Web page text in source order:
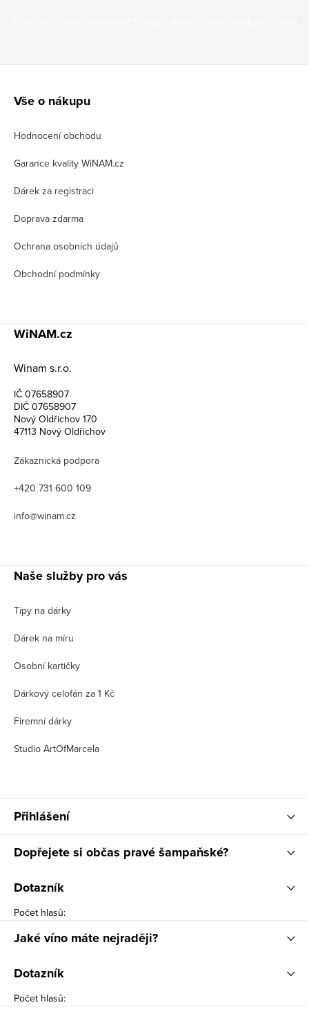
Vše o nákupu
Hodnocení obchodu
Garance kvality WiNAM.cz
Dárek za registraci
Doprava zdarma
Ochrana osobních údajů
Obchodní podmínky
WiNAM.cz
Winam s.r.o.
IČ 07658907
DIČ 07658907
Nový Oldřichov 170
47113 Nový Oldřichov
Zákaznická podpora
+420 731 600 109
info@winam.cz
Naše služby pro vás
Tipy na dárky
Dárek na míru
Osobní kartičky
Dárkový celofán za 1 Kč
Firemní dárky
Studio ArtOfMarcela
Přihlášení
Dopřejete si občas pravé šampaňské?
Dotazník
Počet hlasů:
Jaké víno máte nejraději?
Dotazník
Počet hlasů: